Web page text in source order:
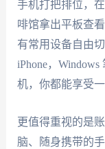
手机打把排位，
啡馆拿出平板查
有常用设备自由
iPhone，
机，你都能享受
更值得重视的是
脑、随身携带的